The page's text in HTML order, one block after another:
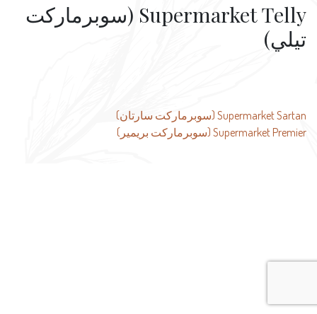
Supermarket Telly (سوبرماركت
تيلي)
تصفّح
المقالات
Supermarket Sartan (سوبرماركت سارتان)
Supermarket Premier (سوبرماركت بريمير)